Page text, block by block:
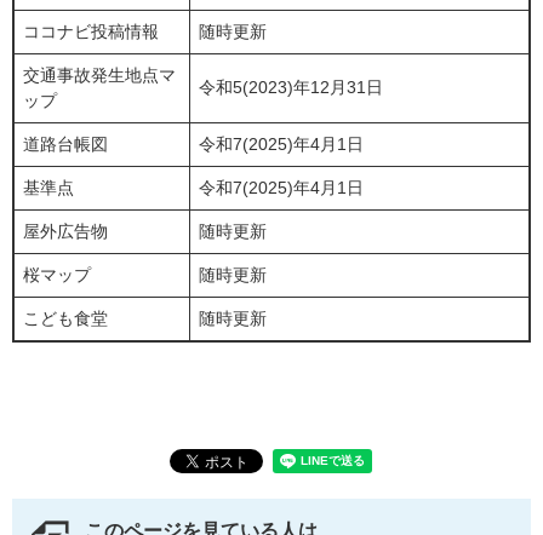
ココナビ投稿情報 随時更新
交通事故発生地点マ
ップ
令和5(2023)年12月31日
道路台帳図 令和7(2025)年4月1日
基準点 令和7(2025)年4月1日
屋外広告物 随時更新
桜マップ 随時更新
こども食堂 随時更新